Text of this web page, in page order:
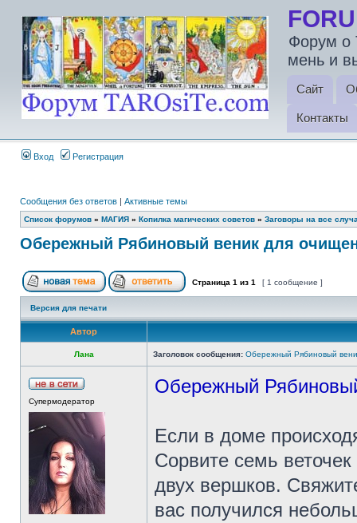
Форум о
мень и
Сайт
Контакты
Вход Регистрация
Сообщения без ответов | Активные темы
Список форумов » МАГИЯ » Копилка магических советов » Заговоры на все
Обережный Рябиновый веник для
Страница 1 из 1 [ 1 сообщение ]
Версия для печати
Автор
Лана Заголовок сообщения: Обережный Рябиновый
Супермодератор
Обережный
Если в доме
Сорвите семь
двух вершков.
вас получился